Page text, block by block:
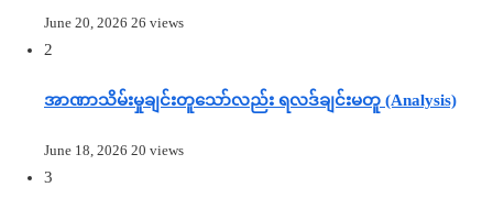
June 20, 2026 26 views
2
အာဏာသိမ်းမှုချင်းတူသော်လည်း ရလဒ်ချင်းမတူ (Analysis)
June 18, 2026 20 views
3